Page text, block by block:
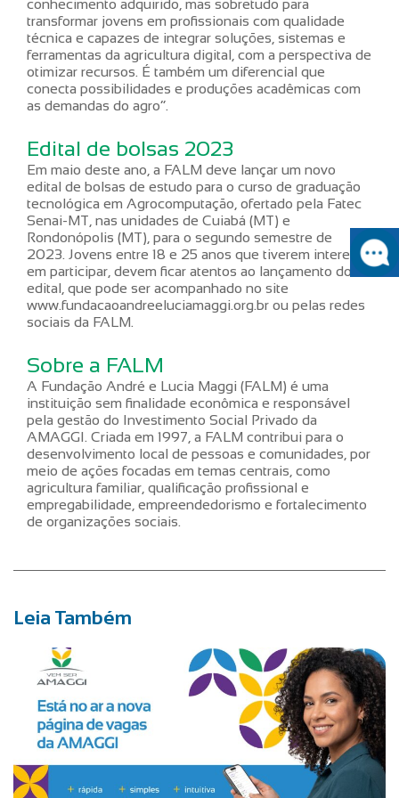
conhecimento adquirido, mas sobretudo para
transformar jovens em profissionais com qualidade
técnica e capazes de integrar soluções, sistemas e
ferramentas da agricultura digital, com a perspectiva de
otimizar recursos. É também um diferencial que
conecta possibilidades e produções acadêmicas com
as demandas do agro”.
Edital de bolsas 2023
Em maio deste ano, a FALM deve lançar um novo
edital de bolsas de estudo para o curso de graduação
tecnológica em Agrocomputação, ofertado pela Fatec
Senai-MT, nas unidades de Cuiabá (MT) e
Rondonópolis (MT), para o segundo semestre de
2023. Jovens entre 18 e 25 anos que tiverem interesse
em participar, devem ficar atentos ao lançamento do
edital, que pode ser acompanhado no site
www.fundacaoandreeluciamaggi.org.br ou pelas redes
sociais da FALM.
Sobre a FALM
A Fundação André e Lucia Maggi (FALM) é uma
instituição sem finalidade econômica e responsável
pela gestão do Investimento Social Privado da
AMAGGI. Criada em 1997, a FALM contribui para o
desenvolvimento local de pessoas e comunidades, por
meio de ações focadas em temas centrais, como
agricultura familiar, qualificação profissional e
empregabilidade, empreendedorismo e fortalecimento
de organizações sociais.
Leia Também